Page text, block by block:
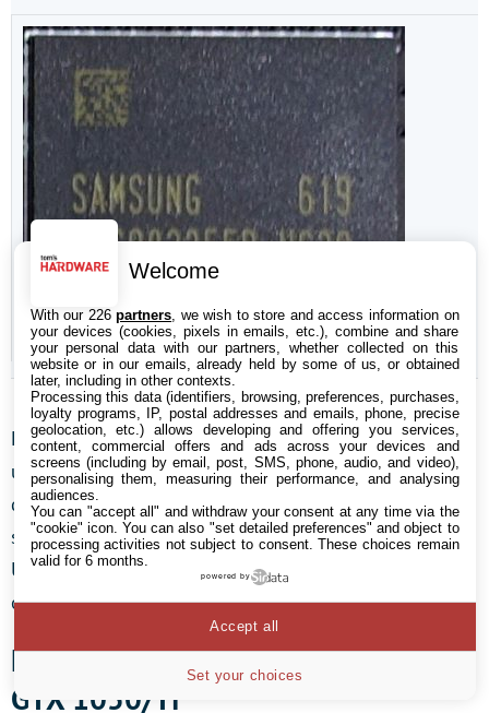
La GeForce GTX 1050 Ti possède 4 Go de mémoire et
utilise quatre modules Samsung K4G80325FB-HC25
d’une capacité de huit gigabits (32 x 256 Mbits) qui
supportent une tension allant de 1,305 à 1,597 Volt.
Un overclocking de ces dernières est envisageable si
on veille à ne pas dépasser une température de 85°C.
Notre méthode de test des GeForce
GTX 1050/Ti
Welcome
With our 226partners , we wish to store and access information on
your devices (cookies, pixels in emails, etc.), combine and share
your personal data with our partners, whether collected on this
website or in our emails, already held by some of us, or obtained
later, including in other contexts.
Processing this data (identifiers, browsing, preferences, purchases,
loyalty programs, IP, postal addresses and emails, phone, precise
geolocation, etc.) allows developing and offering you services,
content, commercial offers and ads across your devices and
screens (including by email, post, SMS, phone, audio, and video),
personalising them, measuring their performance, and analysing
audiences.
You can "accept all" and withdraw your consent at any time via the
"cookie" icon. You can also "set detailed preferences" and object to
processing activities not subject to consent. These choices remain
valid for 6 months.
powered by
Set your choices
Accept all